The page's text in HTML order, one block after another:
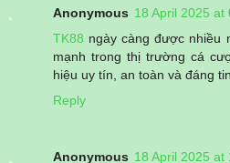
Anonymous 18 April 2025 at
TK88 ngày càng được nhiều
mạnh trong thị trường cá
hiệu uy tín, an toàn và đáng
Reply
Anonymous 18 April 2025 at